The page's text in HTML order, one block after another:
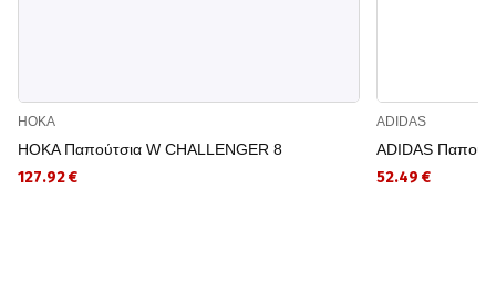
HOKA
HOKA Παπούτσια W CHALLENGER 8
127.92 €
ADIDAS
ADIDAS
52.49 €